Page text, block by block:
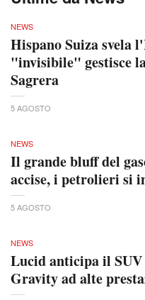
NEWS
Hispano Suiza svela
"invisibile" gestisce
Sagrera
5 AGOSTO
NEWS
Il grande bluff del
accise, i petrolieri si
5 AGOSTO
NEWS
Lucid anticipa il SUV
Gravity ad alte